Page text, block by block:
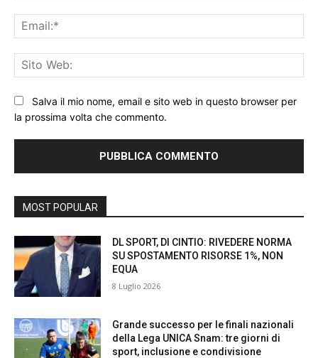
Salva il mio nome, email e sito web in questo browser per
la prossima volta che commento.
MOST POPULAR
DL SPORT, DI CINTIO: RIVEDERE NORMA
SU SPOSTAMENTO RISORSE 1%, NON
EQUA
8 Luglio 2026
Grande successo per le finali nazionali
della Lega UNICA Snam: tre giorni di
sport, inclusione e condivisione